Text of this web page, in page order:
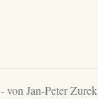
- von Jan-Peter Zurek